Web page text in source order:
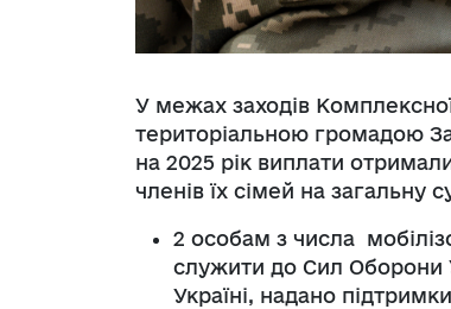
У межах заходів
територіальною громадою
на 2025 рік виплати
членів їх сімей на загальну
2 особам з числа
служити до Сил Оборони
Україні, надано